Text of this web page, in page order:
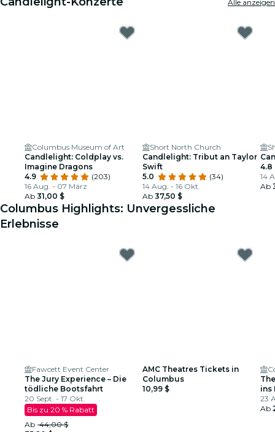
Alle anzeigen
Columbus Museum of Art
Candlelight: Coldplay vs.
Imagine Dragons
4.9
(203)
16 Aug. - 07 März
Ab 31,00 $
Short North Church
Candlelight: Tribut an Taylor
Swift
5.0
(34)
14 Aug. - 16 Okt.
Ab 37,50 $
4.8
14
Ab
Columbus Highlights: Unvergessliche
Erlebnisse
Fawcett Event Center
The Jury Experience – Die
tödliche Bootsfahrt
20 Sept. - 17 Okt.
Bis zu 20 % Rabatt
Ab 44,00 $
AMC Theatres Tickets in
Columbus
10,99 $
ins
23
Ab